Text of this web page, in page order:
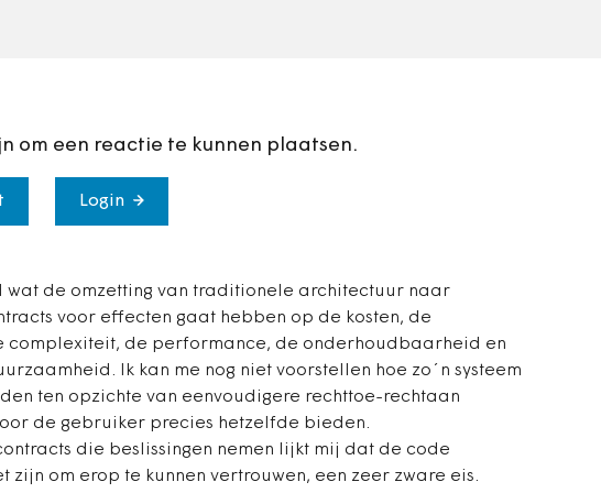
om een reactie te kunnen plaatsen.
Login
wat de omzetting van traditionele architectuur naar
voor effecten gaat hebben op de kosten, de
complexiteit, de performance, de onderhoudbaarheid en
Ik kan me nog niet voorstellen hoe zo´n systeem
ten opzichte van eenvoudigere rechttoe-rechtaan
de gebruiker precies hetzelfde bieden.
die beslissingen nemen lijkt mij dat de code
zijn om erop te kunnen vertrouwen, een zeer zware eis.